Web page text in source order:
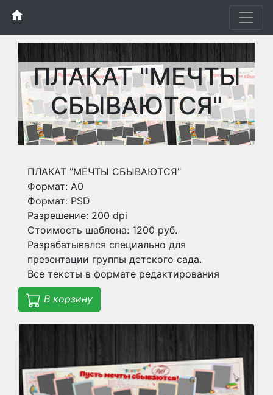
home
ПЛАКАТ "МЕЧТЫ
СБЫВАЮТСЯ"
ПЛАКАТ "МЕЧТЫ СБЫВАЮТСЯ"
Формат: А0
Формат: PSD
Разрешение: 200 dpi
Стоимость шаблона: 1200 руб.
Разрабатывался специально для
презентации группы детского сада.
Все тексты в формате редактирования
В корзину